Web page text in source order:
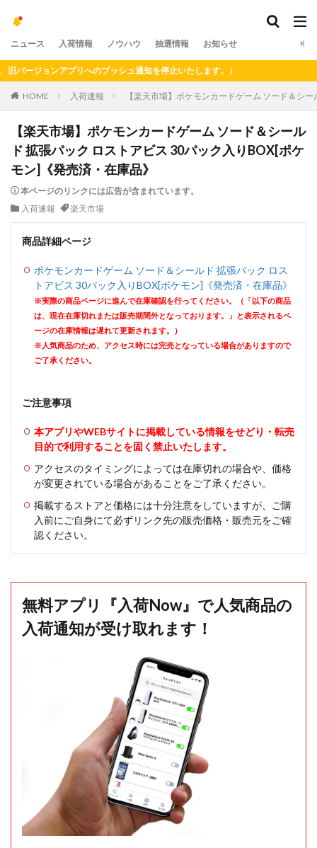
ニュース 入荷情報 ノウハウ 抽選情報 お知らせ
ョンアプリへのプッシュ通知を停止いたします。）
HOME 入荷速報 【楽天市場】ポケモンカードゲーム ソード＆シ
【楽天市場】ポケモンカードゲーム ソード＆シール
ド 拡張パック ロストアビス 30パック入りBOX[ポケ
モン]《発売済・在庫品》
本ページのリンクには広告が含まれています。
入荷速報
楽天市場
商品詳細ページ
ポケモンカードゲーム ソード＆シールド 拡張パック ロス
トアビス 30パック入りBOX[ポケモン]《発売済・在庫品》
※実際の商品ページに進んで在庫確認を行ってください。（「以下の商品
は、現在在庫切れまたは販売期間外となっております。」と表示されるペ
ージの在庫情報は遅れて更新されます。）
※人気商品のため、アクセス時には完売となっている場合がありますので
ご了承ください。
ご注意事項
本アプリやWEBサイトに掲載している情報をせどり・転売
目的で利用することを固く禁止いたします。
アクセスのタイミングによっては在庫切れの場合や、価格
が変更されている場合があることをご了承ください。
掲載するストアと価格には十分注意をしていますが、ご購
入前にご自身にて必ずリンク先の販売価格・販売元をご確
認ください。
無料アプリ『入荷Now』で人気商品の
入荷通知が受け取れます！